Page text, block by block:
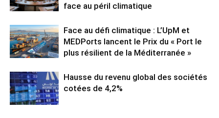
face au péril climatique
Face au défi climatique : L’UpM et
MEDPorts lancent le Prix du « Port le
plus résilient de la Méditerranée »
Hausse du revenu global des sociétés
cotées de 4,2%